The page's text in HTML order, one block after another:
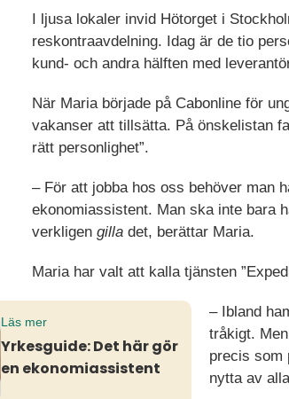
I ljusa lokaler invid Hötorget i
reskontraavdelning. Idag är de tio
kund- och andra hälften med
När Maria började på Cabonline för
vakanser att tillsätta. På önskelistan
rätt personlighet”.
– För att jobba hos oss behöver man
ekonomiassistent. Man ska inte bara
verkligen gilla det, berättar Maria.
Maria har valt att kalla tjänsten
Läs mer
Yrkesguide: Det här gör
en ekonomiassistent
– Ibland
tråkigt.
precis som
nytta av